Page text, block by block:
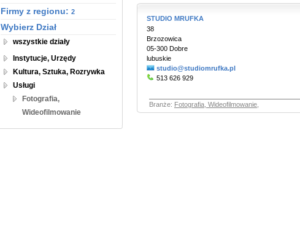
Firmy z regionu: 2
Wybierz Dział
wszystkie działy
Instytucje, Urzędy
Kultura, Sztuka, Rozrywka
Usługi
Fotografia,
Wideofilmowanie
STUDIO MRUFKA
38
Brzozowica
05-300 Dobre
lubuskie
studio@studiomrufka.pl
513 626 929
Branże: Fotografia, Wideofilmowanie